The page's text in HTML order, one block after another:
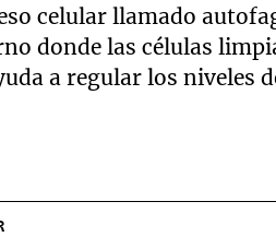
celular llamado
donde las células
a regular los niveles